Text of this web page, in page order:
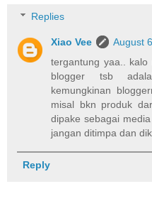
Replies
Xiao Vee
August
tergantung yaa..
blogger tsb
kemungkinan
misal bkn produk
dipake sebagai
jangan ditimpa dan
Reply